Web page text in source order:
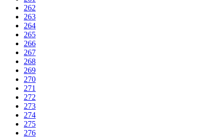
262
263
264
265
266
267
268
269
270
271
272
273
274
275
276